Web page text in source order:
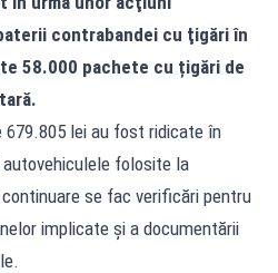
contrabandei cu ţigări în
58.000 pachete cu țigări de
679.805 lei au fost ridicate în
folosite la
se fac verificări pentru
implicate și a documentării